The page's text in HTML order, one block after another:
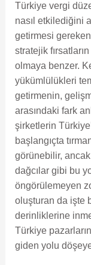
Türkiye vergi
nasıl etkilediğini
getirmesi
stratejik
olmaya benzer.
yükümlülükleri
getirmenin,
arasındaki fark
şirketlerin
başlangıçta
görünebilir,
dağcılar gibi bu
öngörülemeyen
oluşturan da işte
derinliklerine
Türkiye
giden yolu